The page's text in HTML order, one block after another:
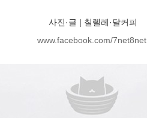
사진·글 | 칠렐레·달커피
www.facebook.com/7net8net
사, 재배포, 2차 변경을 금합니다]